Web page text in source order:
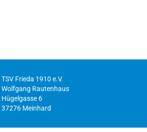
TSV Frieda 1910 e.V.
Wolfgang Rautenhaus
Hügelgasse 6
37276 Meinhard